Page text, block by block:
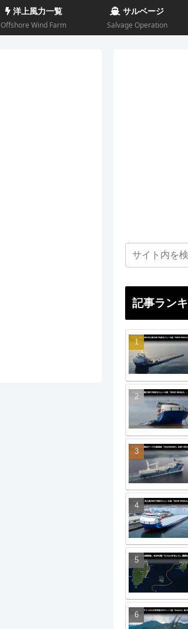
洋上風力一覧
Offshore Wind Farm
サルベージ
Salvage Operation
記事ラン